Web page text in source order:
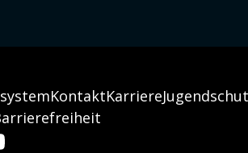
KontaktKarriere